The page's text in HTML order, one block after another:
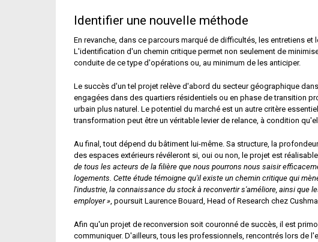
Identifier une nouvelle méthode
En revanche, dans ce parcours marqué de difficultés, les entretiens
L'identification d'un chemin critique permet non seulement de
conduite de ce type d'opérations ou, au minimum de les anticiper.
Le succès d'un tel projet relève d'abord du secteur géographique
engagées dans des quartiers résidentiels ou en phase de transition
urbain plus naturel. Le potentiel du marché est un autre critère
transformation peut être un véritable levier de relance, à condition
Au final, tout dépend du bâtiment lui-même. Sa structure, la
des espaces extérieurs révéleront si, oui ou non, le projet est
de tous les acteurs de la filière que nous pourrons nous saisir
logements. Cette étude témoigne qu'il existe un chemin critique qui
l'industrie, la connaissance du stock à reconvertir s'améliore, ainsi que
employer », poursuit Laurence Bouard, Head of Research chez
Afin qu'un projet de reconversion soit couronné de succès, il est
communiquer. D'ailleurs, tous les professionnels, rencontrés lors de